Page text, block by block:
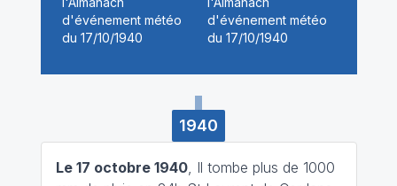
1940
Le 17 octobre 1940, Il tombe plus de 1000